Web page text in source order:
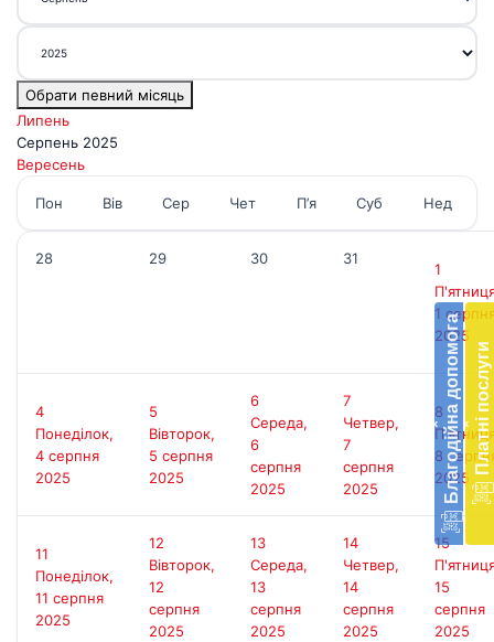
‹Благодійна допомога ‹ Платні послуги
Обрати певний місяць
Липень
Серпень 2025
Вересень
Пон Вів Сер Чет П’я Суб Нед
28 29 30 31
1
1
2025
4
Понеділок,
4 серпня
2025
5
Вівторок,
5 серпня
2025
6
Середа,
6
серпня
2025
7
Четвер,
7
серпня
2025
8
8
2025
11
Понеділок,
11 серпня
2025
12
Вівторок,
12
серпня
2025
13
Середа,
13
серпня
2025
14
Четвер,
14
серпня
2025
15
15
серпня
2025